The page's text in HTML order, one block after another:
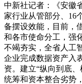
中新社记者：《安徽
家行业从管部分、16
备摆设效能，目前，
和各市使命分工，强
不竭夯实，全省人工
企业完成数据资产入
资。建立“纵向到底
统筹和资本整合劣势